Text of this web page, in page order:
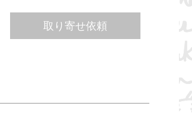
取り寄せ依頼